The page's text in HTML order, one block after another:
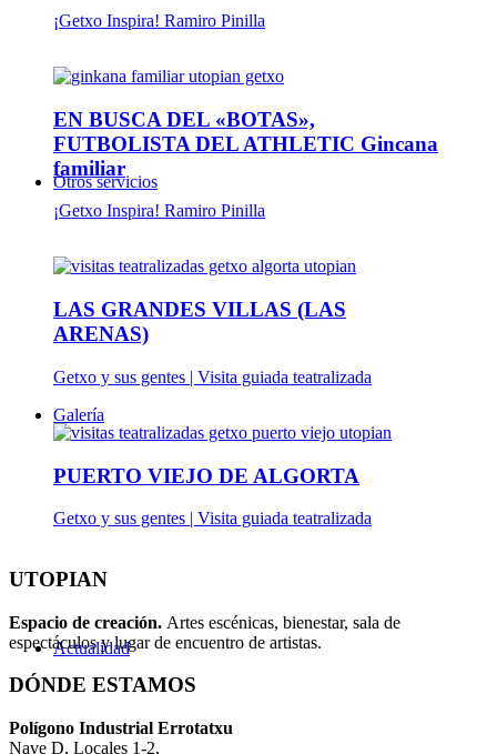
Otros servicios
Galería
Actualidad
¡Getxo Inspira! Ramiro Pinilla
EN BUSCA DEL «BOTAS»,
FUTBOLISTA DEL ATHLETIC Gincana
familiar
¡Getxo Inspira! Ramiro Pinilla
LAS GRANDES VILLAS (LAS
ARENAS)
Getxo y sus gentes | Visita guiada teatralizada
PUERTO VIEJO DE ALGORTA
Getxo y sus gentes | Visita guiada teatralizada
UTOPIAN
Espacio de creación. Artes escénicas, bienestar, sala de
espectáculos y lugar de encuentro de artistas.
DÓNDE ESTAMOS
Polígono Industrial Errotatxu
Nave D, Locales 1-2,